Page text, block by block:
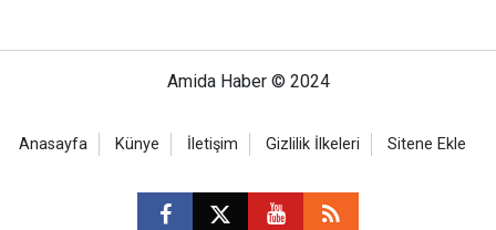
Amida Haber © 2024
Anasayfa Künye İletişim Gizlilik İlkeleri Sitene Ekle